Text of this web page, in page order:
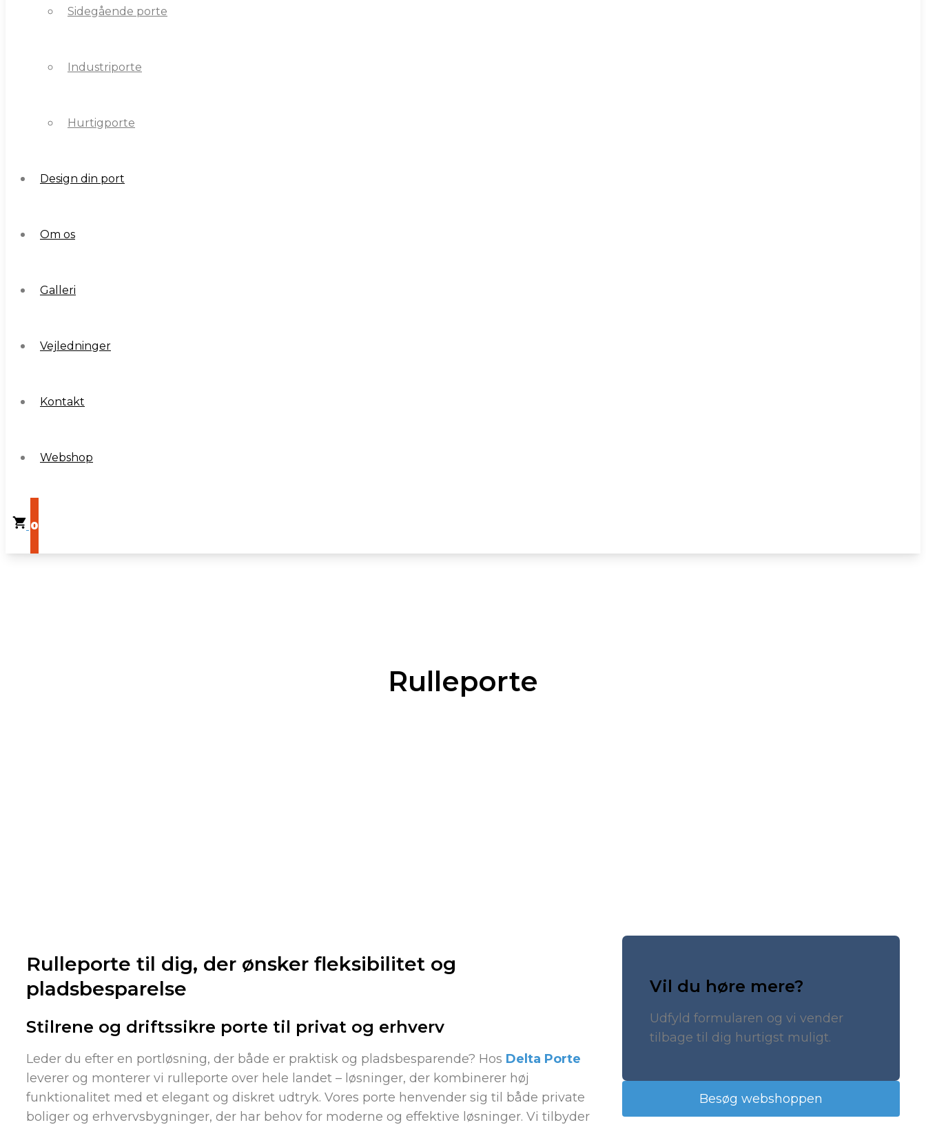
Sidegående porte
Industriporte
Hurtigporte
Design din port
Om os
Galleri
Vejledninger
Kontakt
Webshop
0
Rulleporte
Rulleporte til dig, der ønsker fleksibilitet og
pladsbesparelse
Stilrene og driftssikre porte til privat og erhverv
Leder du efter en portløsning, der både er praktisk og pladsbesparende? Hos Delta Porte
leverer og monterer vi rulleporte over hele landet – løsninger, der kombinerer høj
funktionalitet med et elegant og diskret udtryk. Vores porte henvender sig til både private
boliger og erhvervsbygninger, der har behov for moderne og effektive løsninger. Vi tilbyder
Vil du høre mere?
Udfyld formularen og vi vender
tilbage til dig hurtigst muligt.
Besøg webshoppen